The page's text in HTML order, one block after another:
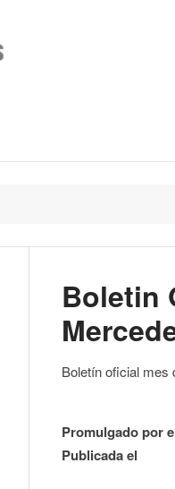
Boletin
Boletín oficial mes
Promulgado por
Publicada el